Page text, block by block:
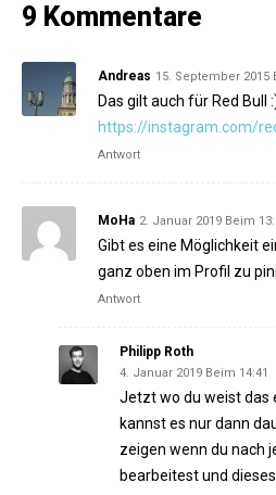
9 Kommentare
Andreas 15. September 2015
Das gilt auch für Red Bull
https://instagram.com/
Antwort
MoHa 2. Januar 2019 Beim
Gibt es eine Möglichkeit
ganz oben im Profil zu
Antwort
Philipp Roth
4. Januar 2019 Beim 14:41
Jetzt wo du weist das
kannst es nur dann
zeigen wenn du nach
bearbeitest und